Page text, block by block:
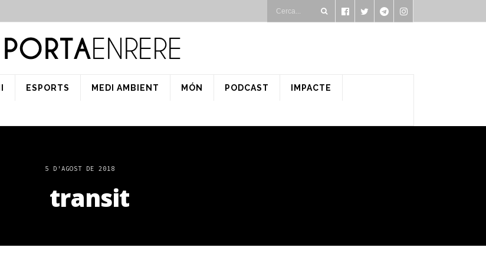
ESPORTS MEDI AMBIENT MÓN PODCAST IMPACTE
5 D'AGOST DE 2018
transit